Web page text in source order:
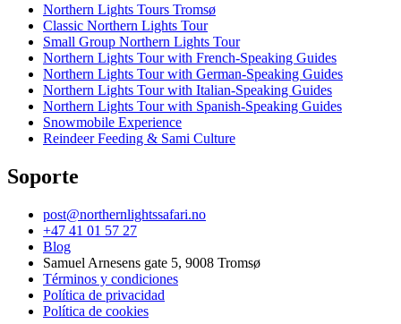
Northern Lights Tours Tromsø
Classic Northern Lights Tour
Small Group Northern Lights Tour
Northern Lights Tour with French-Speaking Guides
Northern Lights Tour with German-Speaking Guides
Northern Lights Tour with Italian-Speaking Guides
Northern Lights Tour with Spanish-Speaking Guides
Snowmobile Experience
Reindeer Feeding & Sami Culture
Soporte
post@northernlightssafari.no
+47 41 01 57 27
Blog
Samuel Arnesens gate 5, 9008 Tromsø
Términos y condiciones
Política de privacidad
Política de cookies